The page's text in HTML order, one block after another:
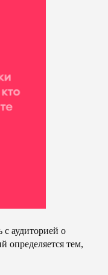
аудиторией о
определяется тем,